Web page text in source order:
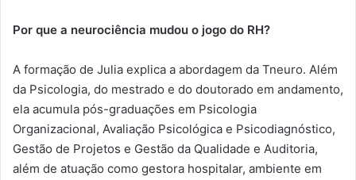
Por que a neurociência mudou o jogo do RH?
A formação de Julia explica a abordagem da Tneuro. Além
da Psicologia, do mestrado e do doutorado em andamento,
ela acumula pós-graduações em Psicologia
Organizacional, Avaliação Psicológica e Psicodiagnóstico,
Gestão de Projetos e Gestão da Qualidade e Auditoria,
além de atuação como gestora hospitalar, ambiente em